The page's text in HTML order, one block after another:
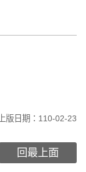
上版日期：110-02-23
回最上面